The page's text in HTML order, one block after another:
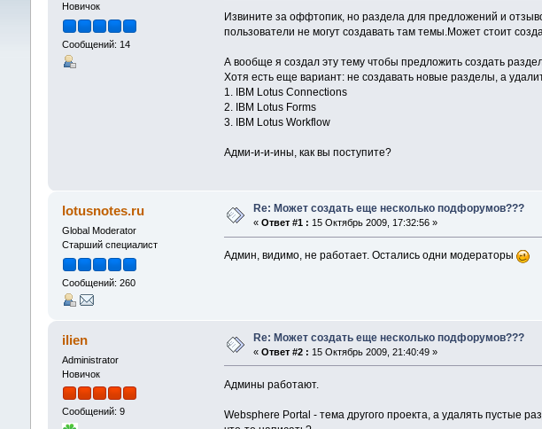
Новичок
Сообщений: 14
Извините за оффтопик, но раздела для предложений и
пользователи не могут создавать там темы.Может стоит
А вообще я создал эту тему чтобы предложить создать
Хотя есть еще вариант: не создавать новые разделы, а
1. IBM Lotus Connections
2. IBM Lotus Forms
3. IBM Lotus Workflow
Адми-и-и-ины, как вы поступите?
lotusnotes.ru
Global Moderator
Старший специалист
Сообщений: 260
Re: Может создать еще несколько подфорумов???
« Ответ #1 : 15 Октябрь 2009, 17:32:56 »
Админ, видимо, не работает. Остались одни модераторы
ilien
Administrator
Новичок
Сообщений: 9
Re: Может создать еще несколько подфорумов???
« Ответ #2 : 15 Октябрь 2009, 21:40:49 »
Админы работают.
Websphere Portal - тема другого проекта, а удалять пустые